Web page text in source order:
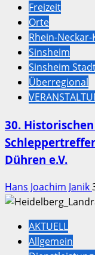
Freizeit
Orte
Rhein-Neckar-
Sinsheim
Sinsheim
Überregional
30.
Dühren e.V.
Hans Joachim Janik
AKTUELL
Allgemein